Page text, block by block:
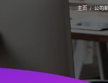
主页 / 公司